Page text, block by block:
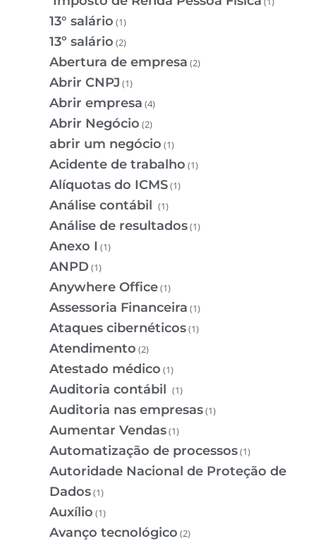
13° salário (1)
13º salário (2)
Abertura de empresa (2)
Abrir CNPJ (1)
Abrir empresa (4)
Abrir Negócio (2)
abrir um negócio (1)
Acidente de trabalho (1)
Alíquotas do ICMS(1)
Análise contábil (1)
Análise de resultados(1)
Anexo I (1)
ANPD (1)
Anywhere Office(1)
Assessoria Financeira (1)
Ataques cibernéticos(1)
Atendimento (2)
Atestado médico (1)
Auditoria contábil (1)
Auditoria nas empresas(1)
Aumentar Vendas(1)
Automatização de processos(1)
Autoridade Nacional de Proteção de
Dados(1)
Auxílio (1)
Avanço tecnológico (2)